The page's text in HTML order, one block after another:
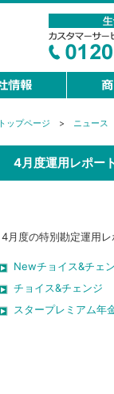
現
トップページ > ニュース
4月度運用レポー
4月度の特別勘定運用レ
Newチョイス&チェ
チョイス&チェンジ
スタープレミアム年